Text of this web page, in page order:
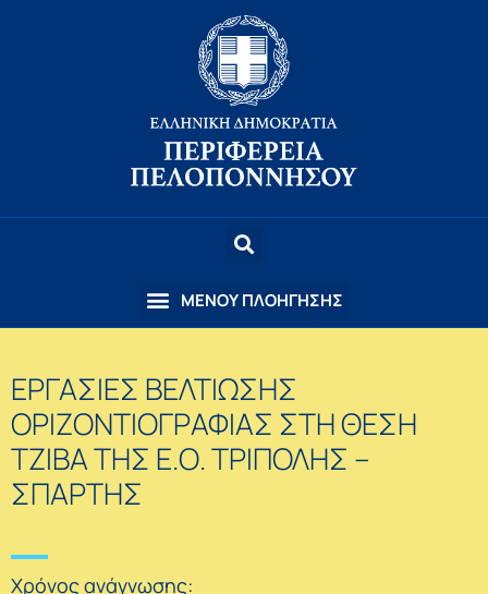
ΕΡΓΑΣΙΕΣ ΒΕΛΤΙΩΣΗΣ
ΟΡΙΖΟΝΤΙΟΓΡΑΦΙΑΣ ΣΤΗ ΘΕΣΗ
ΤΖΙΒΑ ΤΗΣ Ε.Ο. ΤΡΙΠΟΛΗΣ –
ΣΠΑΡΤΗΣ
Χρόνος ανάγνωσης: